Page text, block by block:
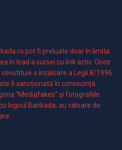
pot fi preluate doar în limita
în lead a sursei cu link activ. Orice
o încălcare a Legii 8/1996
fi sancționată în consecință.
”Mediafakes” și fotografiile
logoul Barikada, au valoare de